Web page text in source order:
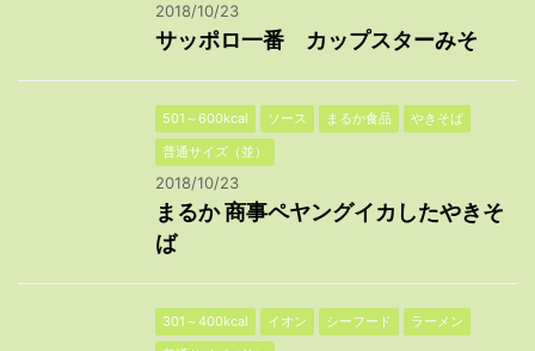
2018/10/23
サッポロ一番 カップスターみそ
501～600kcal ソース まるか食品
やきそば
普通サイズ（並）
2018/10/23
まるか 商事ペヤングイカしたやきそ
ば
301～400kcal イオン シーフード
ラーメン